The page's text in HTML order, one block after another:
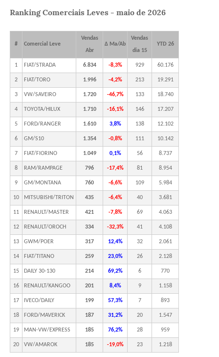
Ranking Comerciais Leves - maio de 2026
# Comercial Leve
Vendas
Abr
Δ Ma/Ab
Vendas
dia 15
YTD 26
1 FIAT/STRADA 6.834 -8,3% 929 60.176
2 FIAT/TORO 1.996 -4,2% 213 19.291
3 VW/SAVEIRO 1.720 -46,7% 133 18.740
4 TOYOTA/HILUX 1.710 -16,1% 146 17.207
5 FORD/RANGER 1.610 3,8% 138 12.102
6 GM/S10 1.354 -0,8% 111 10.142
7 FIAT/FIORINO 1.049 0,1% 56 8.737
8 RAM/RAMPAGE 796 -17,4% 81 8.954
9 GM/MONTANA 760 -6,6% 109 5.984
10 MITSUBISHI/TRITON 435 -6,4% 40 3.681
11 RENAULT/MASTER 421 -7,8% 69 4.063
12 RENAULT/OROCH 334 -32,3% 41 4.108
13 GWM/POER 317 12,4% 32 2.061
14 FIAT/TITANO 259 23,0% 26 2.128
15 DAILY 30-130 214 69,2% 6 770
16 RENAULT/KANGOO 201 8,4% 9 1.158
17 IVECO/DAILY 199 57,3% 7 893
18 FORD/MAVERICK 187 31,2% 20 1.547
19 MAN-VW/EXPRESS 185 76,2% 28 959
20 VW/AMAROK 185 -19,0% 23 1.218